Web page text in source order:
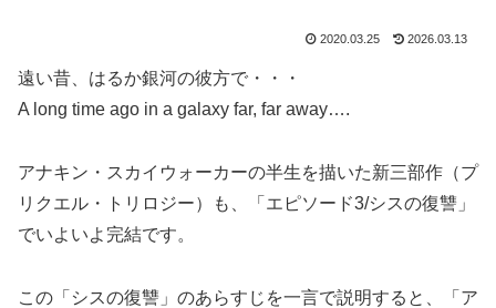
2020.03.25 2026.03.13
遠い昔、はるか銀河の彼方で・・・
A long time ago in a galaxy far, far away….
アナキン・スカイウォーカーの半生を描いた新三部作（プ
リクエル・トリロジー）も、「エピソード3/シスの復讐」
でいよいよ完結です。
この「シスの復讐」のあらすじを一言で説明すると、「ア